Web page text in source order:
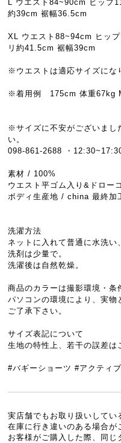
L ウエスト84~90cm ヒップ
約39cm 裾幅36.5cm
XL ウエスト88~94cm ヒッ
リ約41.5cm 裾幅39cm
※ウエストは適応サイズにな
※着用例 175cm 体重67kg
※サイズに不安がございまし
い。
098-861-2688 ・
素材 / 100%
ウエスト平ゴム入り&ドロー
ボディ生産地 / china 最終
洗濯方法
ネットに入れて普通に水洗い、
洗剤は少量で。
洗濯後は自然乾燥。
商品のカラーは撮影環境・条
パソコンの環境により、実物
ご了承下さい。
サイズ表記について
生地の特性上、若干の誤差は
#バギーショーツ #アクティ
実店舗でもお取り扱いしてい
在庫に行き違いのある場合が
お客様がご購入した際、同じ